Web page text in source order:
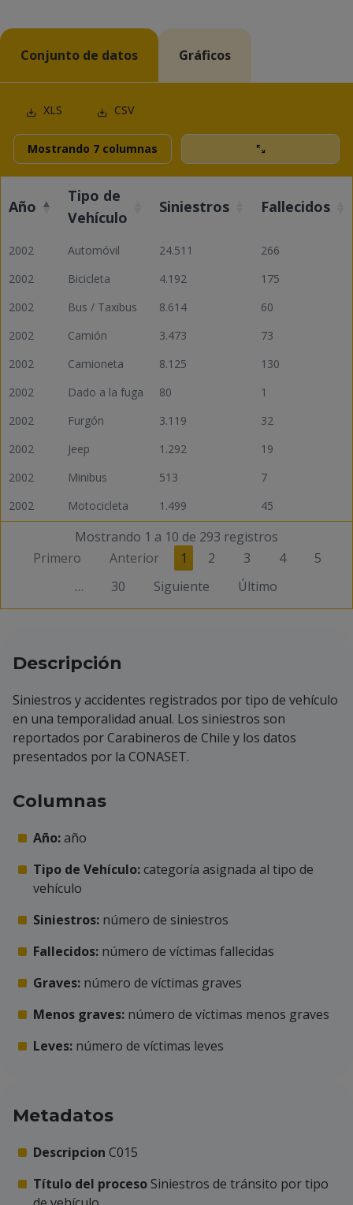
Conjunto de datos Gráficos
XLS CSV
Mostrando 7 columnas
Año
Tipo de
Vehículo
Siniestros Fallecidos
2002 Automóvil 24.511
266
2002
Bicicleta 4.192
175
2002
Bus / Taxibus 8.614
60
2002
Camión 3.473
73
2002
Camioneta 8.125
130
2002
Dado a la fuga 80
1
2002
Furgón 3.119
32
2002
Jeep 1.292
19
2002
Minibus 513
7
2002
Motocicleta 1.499 45
Mostrando 1 a 10 de 293 registros
Primero
Anterior 1 2 3 4
5
…
30 Siguiente Último
Descripción
Siniestros y accidentes registrados por tipo de vehículo
en una temporalidad anual. Los siniestros son
reportados por Carabineros de Chile y los datos
presentados por la CONASET.
Columnas
Año:año
Tipo de Vehículo:categoría asignada al tipo de
vehículo
Siniestros: número de siniestros
Fallecidos: número de víctimas fallecidas
Graves: número de víctimas graves
Menos graves: número de víctimas menos graves
Leves: número de víctimas leves
Metadatos
Descripcion C015
Título del proceso Siniestros de tránsito por tipo